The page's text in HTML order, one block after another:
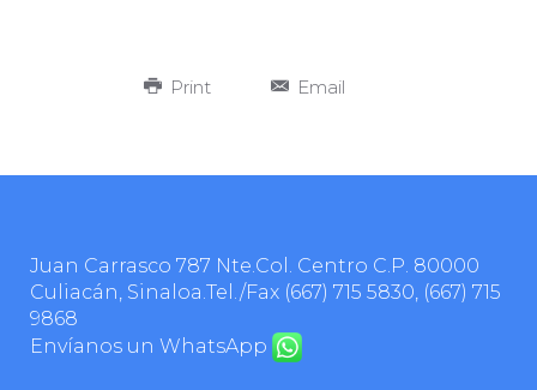
Print Email
Juan Carrasco 787 Nte.Col. Centro C.P. 80000
Culiacán, Sinaloa.Tel./Fax (667) 715 5830, (667) 715
9868
Envíanos un WhatsApp